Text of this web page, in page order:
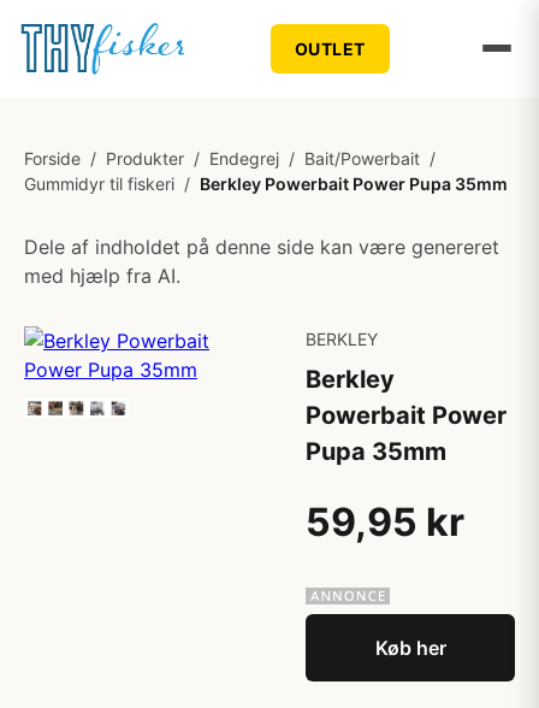
OUTLET
Forside / Produkter / Endegrej / Bait/Powerbait /
Gummidyr til fiskeri / Berkley Powerbait Power Pupa 35mm
Dele af indholdet på denne side kan være genereret
med hjælp fra AI.
BERKLEY
Berkley
Powerbait Power
Pupa 35mm
59,95 kr
Køb her